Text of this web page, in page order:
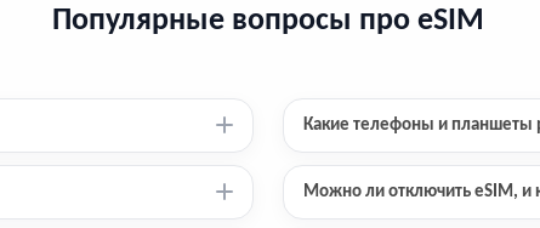
Популярные вопросы про eSIM
Какие телефоны и планшеты
Можно ли отключить eSIM, и